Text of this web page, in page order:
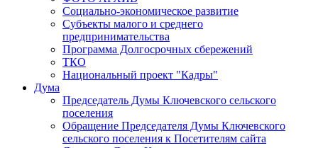
Социально-экономическое развитие
Субъекты малого и среднего
предпринимательства
Программа Долгосрочных сбережений
ТКО
Национальный проект "Кадры"
Дума
Председатель Думы Ключевского сельского
поселения
Обращение Председателя Думы Ключевского
сельского поселения к Посетителям сайта